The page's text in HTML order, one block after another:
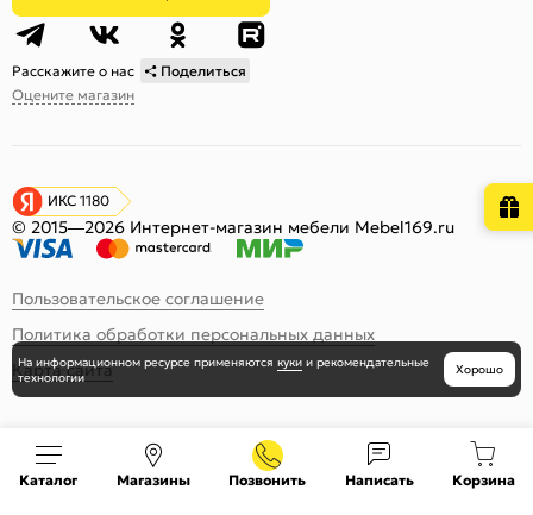
Расскажите о нас
Поделиться
Оцените магазин
ИКС 1180
© 2015—2026 Интернет-магазин мебели Mebel169.ru
Пользовательское соглашение
Политика обработки персональных данных
Карта сайта
Каталог Магазины Позвонить Написать Корзина
На информационном ресурсе применяются куки и рекомендательные
технологии
Хорошо